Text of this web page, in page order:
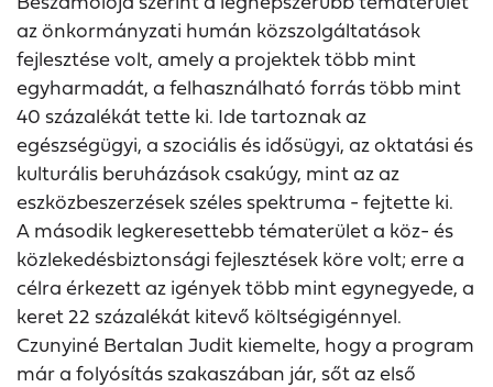
az önkormányzati humán közszolgáltatások
fejlesztése volt, amely a projektek több mint
egyharmadát, a felhasználható forrás több mint
40 százalékát tette ki. Ide tartoznak az
egészségügyi, a szociális és idősügyi, az oktatási és
kulturális beruházások csakúgy, mint az az
eszközbeszerzések széles spektruma - fejtette ki.
A második legkeresettebb tématerület a köz- és
közlekedésbiztonsági fejlesztések köre volt; erre a
célra érkezett az igények több mint egynegyede, a
keret 22 százalékát kitevő költségigénnyel.
Czunyiné Bertalan Judit kiemelte, hogy a program
már a folyósítás szakaszában jár, sőt az első